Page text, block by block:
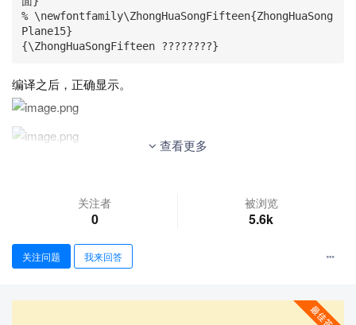
% \newfontfamily\ZhongHuaSongFifteen{ZhongHuaSong
Plane15}
{\ZhongHuaSongFifteen ????????}
编译之后，正确显示。
\documentclass[UTF8]{ctexart}
\xeCJKsetup{AutoFallBack=true}
\setCJKfallbackfamilyfont{\CJKrmdefault}{{中华书局
\begin{document}
????????世????????????????????????????????????
查看更多
关注者
0
被浏览
5.6k
关注问题 我来回答